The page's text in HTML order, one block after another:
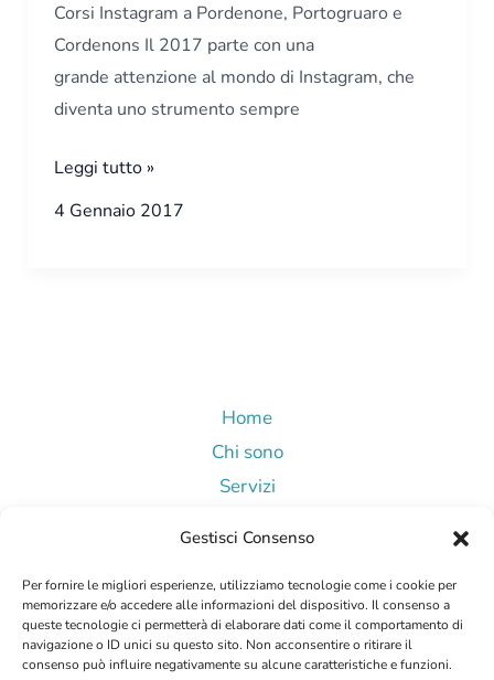
Gestisci Consenso
Per fornire le migliori esperienze, utilizziamo tecnologie come i cookie per
memorizzare e/o accedere alle informazioni del dispositivo. Il consenso a
queste tecnologie ci permetterà di elaborare dati come il comportamento di
navigazione o ID unici su questo sito. Non acconsentire o ritirare il
consenso può influire negativamente su alcune caratteristiche e funzioni.
Corsi Instagram a Pordenone, Portogruaro e
Cordenons Il 2017 parte con una
grande attenzione al mondo di Instagram, che
diventa uno strumento sempre
Leggi tutto »
4 Gennaio 2017
Home
Chi sono
Servizi